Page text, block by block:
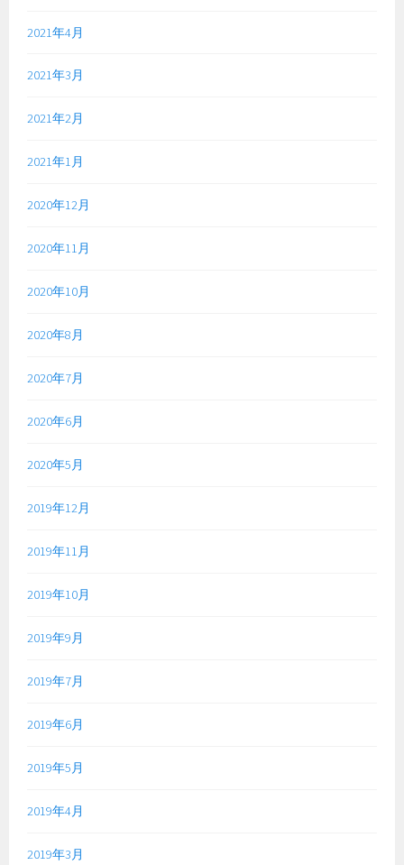
2021年4月
2021年3月
2021年2月
2021年1月
2020年12月
2020年11月
2020年10月
2020年8月
2020年7月
2020年6月
2020年5月
2019年12月
2019年11月
2019年10月
2019年9月
2019年7月
2019年6月
2019年5月
2019年4月
2019年3月